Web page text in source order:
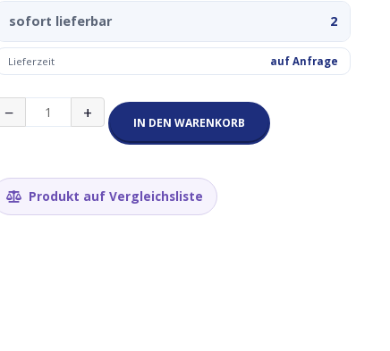
sofort lieferbar 2
Lieferzeit auf Anfrage
− + IN DEN WARENKORB
Produkt auf Vergleichsliste